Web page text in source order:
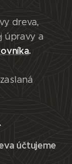
dreva,
úpravy a
.
účtujeme